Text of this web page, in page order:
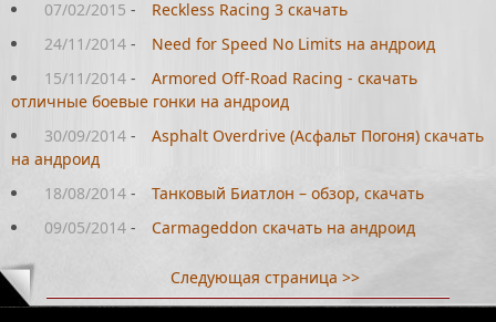
07/02/2015 -
Reckless Racing 3 скачать
24/11/2014 -
Need for Speed No Limits на андроид
15/11/2014 -
Armored Off-Road Racing - скачать
отличные боевые гонки на андроид
30/09/2014 -
Asphalt Overdrive (Асфальт Погоня) скачать
на андроид
18/08/2014 -
Танковый Биатлон – обзор, скачать
09/05/2014 - Carmageddon скачать на андроид
Следующая страница >>